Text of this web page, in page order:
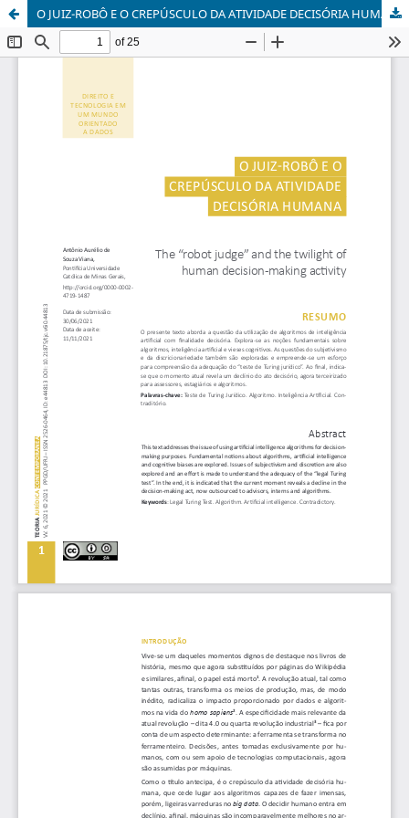
O JUIZ-ROBÔ E O CREPÚSCULO DA ATIVIDADE DECISÓRIA HUMANA